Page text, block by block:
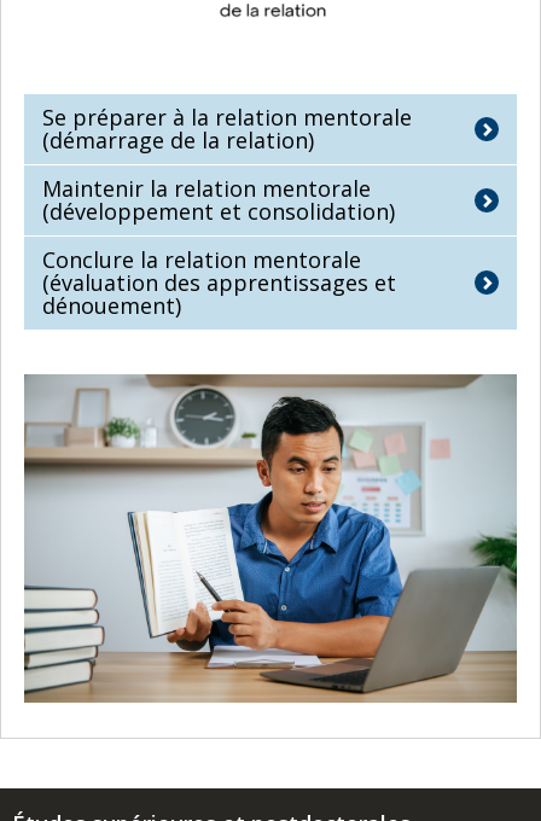
Se préparer à la relation mentorale
(démarrage de la relation)
Maintenir la relation mentorale
(développement et consolidation)
Conclure la relation mentorale
(évaluation des apprentissages et
dénouement)